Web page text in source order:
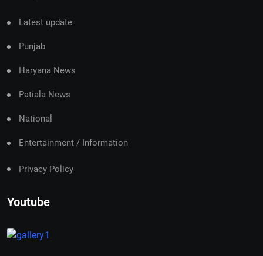
Latest update
Punjab
Haryana News
Patiala News
National
Entertainment / Information
Privacy Policy
Youtube